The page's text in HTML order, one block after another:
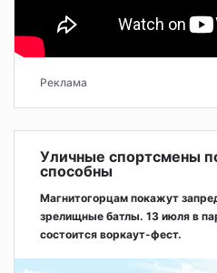
Реклама
Уличные спортсмены
способны
Магнитогорцам покажут
зрелищные батлы. 13 июля в
состоится воркаут-фест.